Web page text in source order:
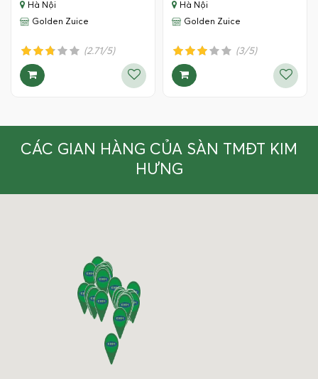
Hà Nội
Golden Zuice
(2.71/5)
Hà Nội
Golden Zuice
(3/5)
CÁC GIAN HÀNG CỦA SÀN TMĐT KIM
HƯNG